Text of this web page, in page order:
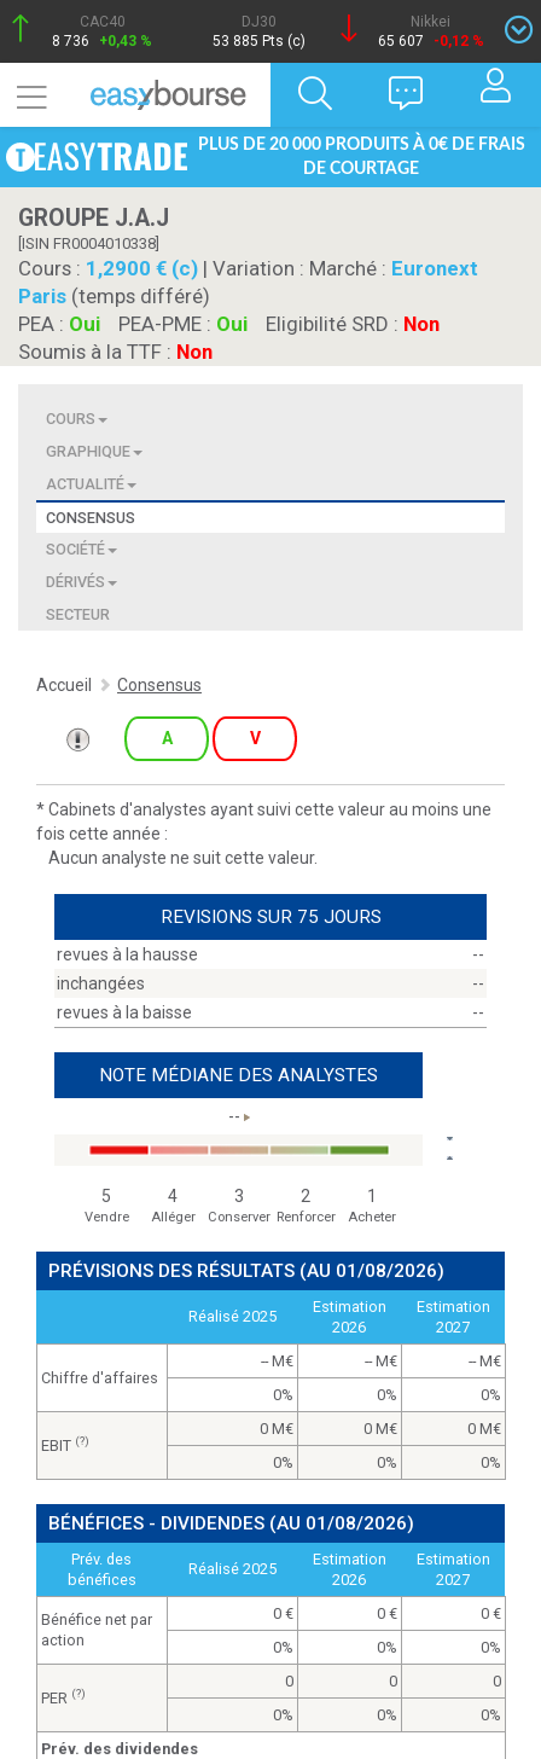
CAC40
8 736
+0,43 %
DJ30
53 885 Pts (c)
Nikkei
65 607
-0,12 %
PLUS DE 20 000 PRODUITS À 0€ DE FRAIS
DE COURTAGE
GROUPE J.A.J
[ISIN FR0004010338]
Cours : 1,2900 € (c) | Variation : Marché : Euronext
Paris (temps différé)
PEA : Oui PEA-PME : Oui Eligibilité SRD : Non
Soumis à la TTF : Non
COURS
GRAPHIQUE
ACTUALITÉ
CONSENSUS
SOCIÉTÉ
DÉRIVÉS
SECTEUR
Accueil Consensus
A V
*Cabinets d'analystes ayant suivi cette valeur au moins une
fois cette année :
Aucun analyste ne suit cette valeur.
REVISIONS SUR 75 JOURS
revues à la hausse
--
inchangées
--
revues à la baisse
--
NOTE MÉDIANE DES ANALYSTES
--
5 4 3 2 1
Vendre Alléger Conserver Renforcer Acheter
PRÉVISIONS DES RÉSULTATS (AU 01/08/2026)
Réalisé 2025
Estimation
2026
Estimation
2027
Chiffre d'affaires
-- M -- M
-- M
0%
0% 0%
EBIT (?)
0 M 0 M
0 M
0%
0% 0%
BÉNÉFICES - DIVIDENDES (AU 01/08/2026)
Prév. des
bénéfices
Réalisé 2025
Estimation
2026
Estimation
2027
Bénéfice net par
action
0 0
0
0%
0% 0%
PER (?)
0 0
0
0%
0%
0%
Prév. des dividendes